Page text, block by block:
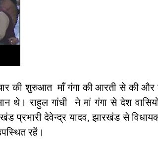
की शुरुआत माँ गंगा की आरती से की और
थे। राहुल गांधी ने मां गंगा से देश
प्रभारी देवेन्द्र यादव, झारखंड से
रहें।